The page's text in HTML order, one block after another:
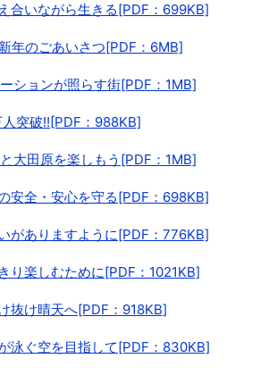
合いながら生きる[PDF：699KB]
年のごあいさつ[PDF：6MB]
ションが照らす街[PDF：1MB]
突破!![PDF：988KB]
大田原を楽しもう[PDF：1MB]
安全・安心を守る[PDF：698KB]
がありますように[PDF：776KB]
り楽しむために[PDF：1021KB]
抜け晴天へ[PDF：918KB]
泳ぐ空を目指して[PDF：830KB]